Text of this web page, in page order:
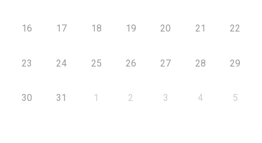
16 17 18 19 20 21 22
23 24 25 26 27 28 29
30 31 1 2 3 4 5